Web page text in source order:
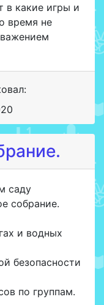
в какие игры и
время не
саду
собрание.
и водных
безопасности
по группам.